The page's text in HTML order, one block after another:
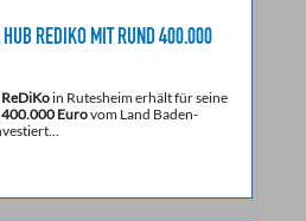
REDIKO MIT RUND 400.000
ReDiKoin Rutesheim erhält für seine
400.000 Eurovom Land Baden-